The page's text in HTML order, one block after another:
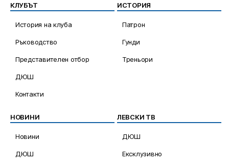
КЛУБЪТ
История на клуба
Ръководство
Представителен отбор
ДЮШ
Контакти
ИСТОРИЯ
Патрон
Гунди
Треньори
НОВИНИ
Новини
ДЮШ
ЛЕВСКИ ТВ
ДЮШ
Ексклузивно